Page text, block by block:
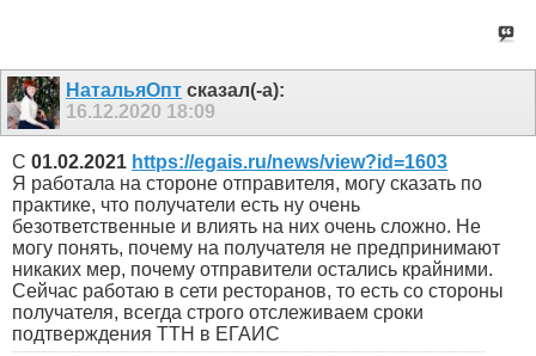
НатальяОпт сказал(-а):
16.12.2020 18:09
С 01.02.2021 https://egais.ru/news/view?id=1603
Я работала на стороне отправителя, могу сказать по
практике, что получатели есть ну очень
безответственные и влиять на них очень сложно. Не
могу понять, почему на получателя не предпринимают
никаких мер, почему отправители остались крайними.
Сейчас работаю в сети ресторанов, то есть со стороны
получателя, всегда строго отслеживаем сроки
подтверждения ТТН в ЕГАИС